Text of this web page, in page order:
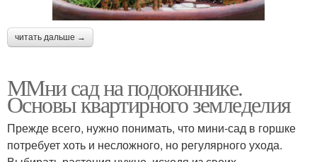
читать дальше →
ММни сад на подоконнике.
Основы квартирного земледелия
Прежде всего, нужно понимать, что мини-сад в горшке
потребует хоть и несложного, но регулярного ухода.